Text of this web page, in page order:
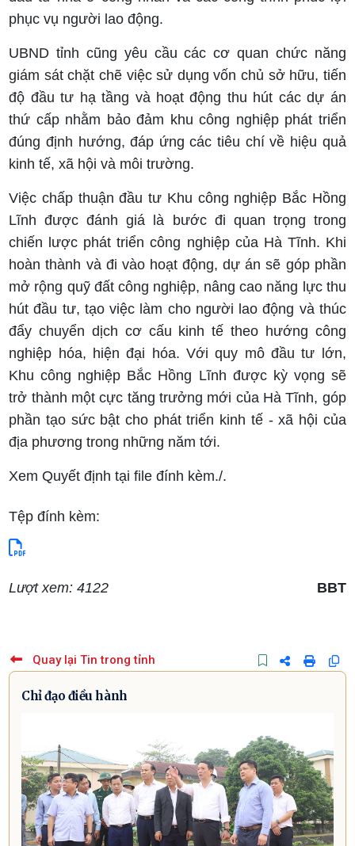
phục vụ người lao động.
UBND tỉnh cũng yêu cầu các cơ quan chức năng
giám sát chặt chẽ việc sử dụng vốn chủ sở hữu, tiến
độ đầu tư hạ tầng và hoạt động thu hút các dự án
thứ cấp nhằm bảo đảm khu công nghiệp phát triển
đúng định hướng, đáp ứng các tiêu chí về hiệu quả
kinh tế, xã hội và môi trường.
Việc chấp thuận đầu tư Khu công nghiệp Bắc Hồng
Lĩnh được đánh giá là bước đi quan trọng trong
chiến lược phát triển công nghiệp của Hà Tĩnh. Khi
hoàn thành và đi vào hoạt động, dự án sẽ góp phần
mở rộng quỹ đất công nghiệp, nâng cao năng lực thu
hút đầu tư, tạo việc làm cho người lao động và thúc
đẩy chuyển dịch cơ cấu kinh tế theo hướng công
nghiệp hóa, hiện đại hóa. Với quy mô đầu tư lớn,
Khu công nghiệp Bắc Hồng Lĩnh được kỳ vọng sẽ
trở thành một cực tăng trưởng mới của Hà Tĩnh, góp
phần tạo sức bật cho phát triển kinh tế - xã hội của
địa phương trong những năm tới.
Xem Quyết định tại file đính kèm./.
Tệp đính kèm:
Lượt xem: 4122 BBT
Quay lại Tin trong tỉnh
Chỉ đạo điều hành